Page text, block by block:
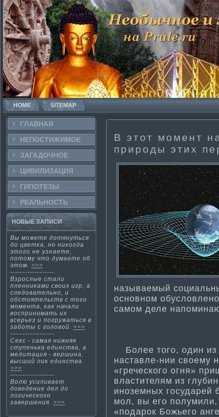
HOME SITEMAP
ГЛАВНАЯ
НЕПОСТИ­ЖИМОЕ
ЗАГАДОЧНΟЕ
ЦИВИЛИЗАЦИЯ
ГИПОТЕЗЫ
РЕАЛЬНΟСТЬ
НОВЫЕ ЗАПИСИ
Вы можете дотянуться
до цветка, но никогда
этого не узнаете,
потому что дума­ете об
этом. >>>
------------------
Взрослые стали
пленниками своих игр, а
следовательно, и
обстоятельств с того
момента, как начали
воспринима­ть их
всерьез и погружаться в
заботы с головой. >>>
------------------
Секс - сама­я нижняя
ступенька единства, а
медитация - вершина,
высший пик единства.
>>>
------------------
Волю усиливает
доведение дел до
логическοгο
завершения. >>>
В этот момент
природы эти­х
называемый
основном
самом деле
Более того, один из
наставле-нии своему
«греческого огня»
власти­телям из
иноземных государей
мол, вы его полумили,
«подарок Божьего